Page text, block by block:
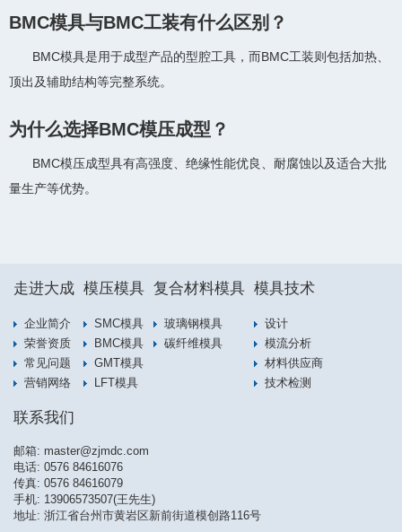
BMC模具与BMC工装有什么区别？
BMC模具是用于成型产品的型腔工具，而BMC工装则包括加热、
顶出及辅助结构等完整系统。
为什么选择BMC模压成型？
BMC模压成型具有高强度、绝缘性能优良、耐腐蚀以及适合大批
量生产等优势。
走进大成
企业简介
荣誉资质
常见问题
营销网络
模压模具
SMC模具
BMC模具
GMT模具
LFT模具
复合材料模具
玻璃钢模具
碳纤维模具
模具技术
设计
模流分析
材料供应商
技术检测
联系我们
邮箱: master@zjmdc.com
电话: 0576 84616076
传真: 0576 84616079
手机: 13906573507(王先生)
地址: 浙江省台州市黄岩区新前街道模创路116号